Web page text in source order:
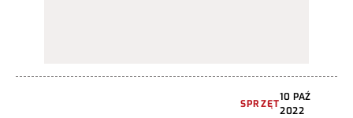
SPRZĘT
10 PAŹ
2022